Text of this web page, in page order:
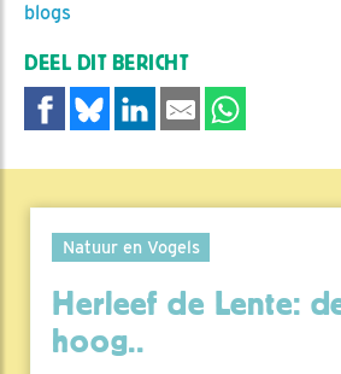
blogs
DEEL DIT BERICHT
Natuur en Vogels
Herleef de Lente:
hoog..